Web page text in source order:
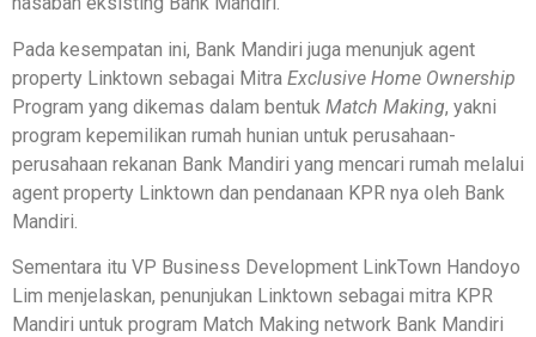
Pada kesempatan ini, Bank Mandiri juga menunjuk agent
property Linktown sebagai Mitra Exclusive Home Ownership
Program yang dikemas dalam bentuk Match Making, yakni
program kepemilikan rumah hunian untuk perusahaan-
perusahaan rekanan Bank Mandiri yang mencari rumah melalui
agent property Linktown dan pendanaan KPR nya oleh Bank
Mandiri.
Sementara itu VP Business Development LinkTown Handoyo
Lim menjelaskan, penunjukan Linktown sebagai mitra KPR
Mandiri untuk program Match Making network Bank Mandiri